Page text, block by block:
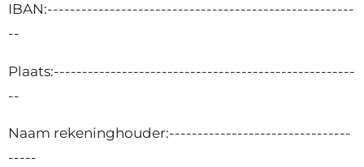
IBAN:------------------------------------------------------
--
Plaats:-----------------------------------------------------
--
Naam rekeninghouder:--------------------------------
-----